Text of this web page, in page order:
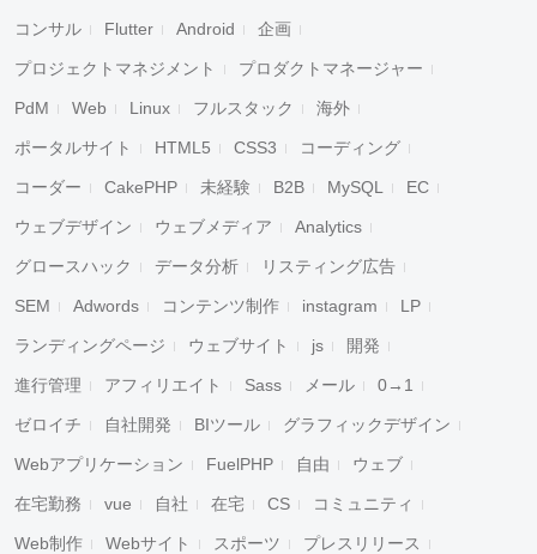
コンサル Flutter Android 企画
プロジェクトマネジメント プロダクトマネージャー
PdM Web Linux フルスタック 海外
ポータルサイト HTML5 CSS3 コーディング
コーダー CakePHP 未経験 B2B MySQL EC
ウェブデザイン ウェブメディア Analytics
グロースハック データ分析 リスティング広告
SEM Adwords コンテンツ制作 instagram LP
ランディングページ ウェブサイト js 開発
進行管理 アフィリエイト Sass メール 0→1
ゼロイチ 自社開発 BIツール グラフィックデザイン
Webアプリケーション FuelPHP 自由 ウェブ
在宅勤務 vue 自社 在宅 CS コミュニティ
Web制作 Webサイト スポーツ プレスリリース